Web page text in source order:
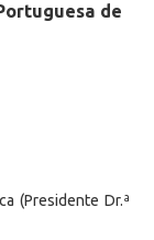
de
(Presidente Dr.ª